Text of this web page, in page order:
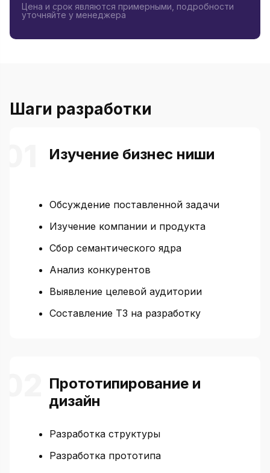
Цена и срок являются примерными, подробности
уточняйте у менеджера
Шаги разработки
Изучение бизнес ниши
Обсуждение поставленной задачи
Изучение компании и продукта
Сбор семантического ядра
Анализ конкурентов
Выявление целевой аудитории
Составление ТЗ на разработку
Прототипирование и
дизайн
Разработка структуры
Разработка прототипа